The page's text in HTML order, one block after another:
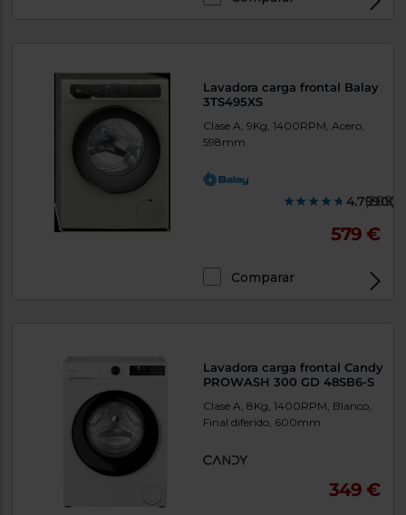
Lavadora carga frontal Balay
3TS495XS
Clase A, 9Kg, 1400RPM, Acero,
598mm
(209)
579 €
Comparar
Lavadora carga frontal Candy
PROWASH 300 GD 48SB6-S
Clase A, 8Kg, 1400RPM, Blanco,
Final diferido, 600mm
349 €